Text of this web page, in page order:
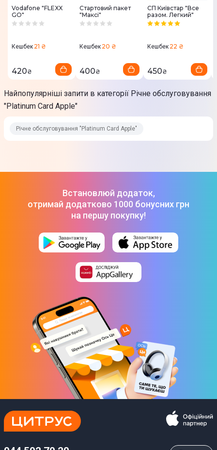
Vodafone "FLEXX
GO"
Кешбек 21 ₴
420₴
Стартовий пакет
"Максі"
Кешбек 20 ₴
400₴
СП Київстар "Все
разом. Легкий"
Кешбек 22 ₴
450₴
Найпопулярніші запити в категорії Річне обслуговування
"Platinum Card Apple"
Річне обслуговування "Platinum Card Apple"
Встановлюй додаток,
отримай додатково 1000 бонусних грн
на першу покупку!